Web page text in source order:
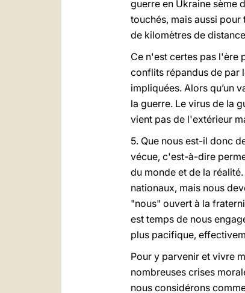
guerre en Ukraine sème
touchés, mais aussi
de kilomètres de
Ce n'est certes pas l'ère
conflits répandus de par
impliquées. Alors qu’un
la guerre. Le virus de la
vient pas de l'extérieur
5. Que nous est-il donc
vécue, c'est-à-dire
du monde et de la
nationaux, mais nous
"nous" ouvert à la
est temps de nous
plus pacifique,
Pour y parvenir et vivre
nombreuses crises
nous considérons